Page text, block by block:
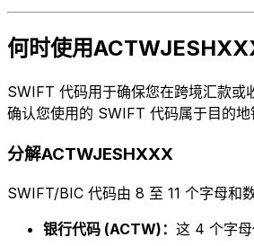
何时使用
SWIFT 代码用于确保您在跨境汇款
确认您使用的 SWIFT 代码属于目的地
分解ACTWJESHXXX
SWIFT/BIC 代码由 8 至 11 个字母和
银行代码 (ACTW)： 这 4 个字